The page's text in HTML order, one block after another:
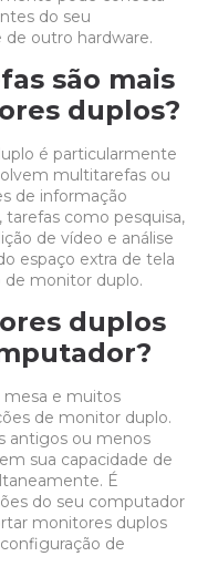
do seu
outro hardware.
são mais
duplos?
é particularmente
multitarefas ou
de informação
como pesquisa,
de vídeo e análise
espaço extra de tela
monitor duplo.
duplos
mesa e muitos
de monitor duplo.
antigos ou menos
sua capacidade de
É
do seu computador
monitores duplos
de